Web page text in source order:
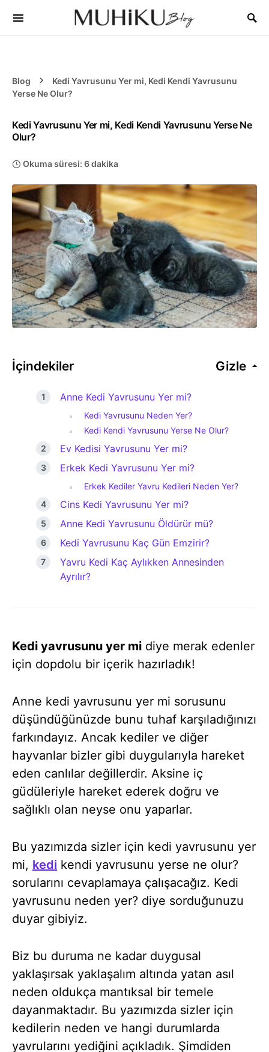
Blog
Kedi Yavrusunu Yer mi, Kedi Kendi Yavrusunu
Yerse Ne Olur?
Kedi Yavrusunu Yer mi, Kedi Kendi Yavrusunu Yerse Ne
Olur?
Okuma süresi: 6 dakika
İçindekiler Gizle
Anne Kedi Yavrusunu Yer mi?
Kedi Yavrusunu Neden Yer?
Kedi Kendi Yavrusunu Yerse Ne Olur?
Ev Kedisi Yavrusunu Yer mi?
Erkek Kedi Yavrusunu Yer mi?
Erkek Kediler Yavru Kedileri Neden Yer?
Cins Kedi Yavrusunu Yer mi?
Anne Kedi Yavrusunu Öldürür mü?
Kedi Yavrusunu Kaç Gün Emzirir?
Yavru Kedi Kaç Aylıkken Annesinden
Ayrılır?
Kedi yavrusunu yer mi diye merak edenler
için dopdolu bir içerik hazırladık!
Anne kedi yavrusunu yer mi sorusunu
düşündüğünüzde bunu tuhaf karşıladığınızı
farkındayız. Ancak kediler ve diğer
hayvanlar bizler gibi duygularıyla hareket
eden canlılar değillerdir. Aksine iç
güdüleriyle hareket ederek doğru ve
sağlıklı olan neyse onu yaparlar.
Bu yazımızda sizler için kedi yavrusunu yer
mi, kedi kendi yavrusunu yerse ne olur?
sorularını cevaplamaya çalışacağız. Kedi
yavrusunu neden yer? diye sorduğunuzu
duyar gibiyiz.
Biz bu duruma ne kadar duygusal
yaklaşırsak yaklaşalım altında yatan asıl
neden oldukça mantıksal bir temele
dayanmaktadır. Bu yazımızda sizler için
kedilerin neden ve hangi durumlarda
yavrularını yediğini açıkladık. Şimdiden